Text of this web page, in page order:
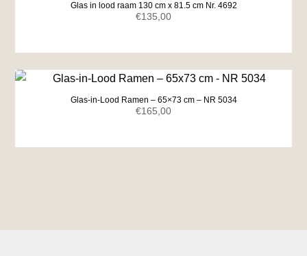
Glas in lood raam 130 cm x 81.5 cm Nr. 4692
€135,00
Glas-in-Lood Ramen – 65×73 cm – NR 5034
€165,00